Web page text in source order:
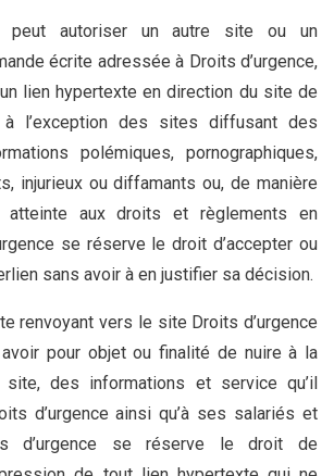
peut autoriser un autre site ou un
écrite adressée à Droits d’urgence,
lien hypertexte en direction du site de
à l’exception des sites diffusant des
polémiques, pornographiques,
injurieux ou diffamants ou, de manière
atteinte aux droits et règlements en
se réserve le droit d’accepter ou
sans avoir à en justifier sa décision.
renvoyant vers le site Droits d’urgence
pour objet ou finalité de nuire à la
des informations et service qu’il
d’urgence ainsi qu’à ses salariés et
d’urgence se réserve le droit de